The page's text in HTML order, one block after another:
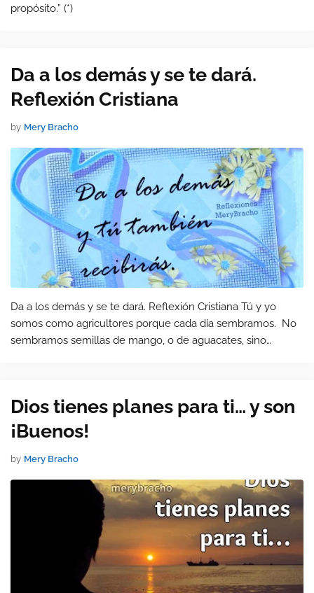
propósito.” (*)
Da a los demás y se te dará.
Reflexión Cristiana
by Mery Bracho
Da a los demás y se te dará. Reflexión Cristiana Tú y yo
somos como agricultores porque cada día sembramos. No
sembramos semillas de mango, o de aguacates, sino
Dios tienes planes para ti… y son
¡Buenos!
by Mery Bracho